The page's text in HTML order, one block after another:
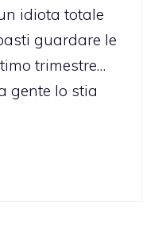
idiota totale
guardare le
trimestre…
gente lo stia